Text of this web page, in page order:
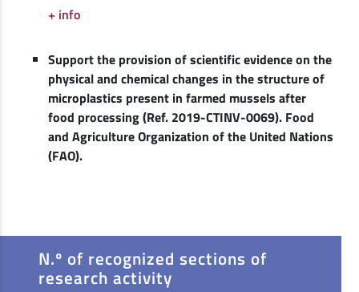
+ info
Support the provision of scientific evidence on the
physical and chemical changes in the structure of
microplastics present in farmed mussels after
food processing (Ref. 2019-CTINV-0069). Food
and Agriculture Organization of the United Nations
(FAO).
N.º of recognized sections of
research activity